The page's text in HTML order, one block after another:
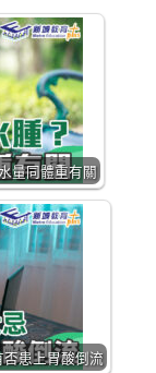
量同體重有關
患上胃酸倒流